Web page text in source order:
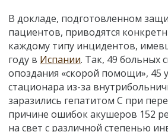
В докладе, подготовленном
пациентов, приводятся
каждому типу инцидентов,
году в Испании. Так, 49 больных
опоздания «скорой помощи», 45
стационара из-за
заразились гепатитом С при
причине ошибок акушеров 152
на свет с различной степенью